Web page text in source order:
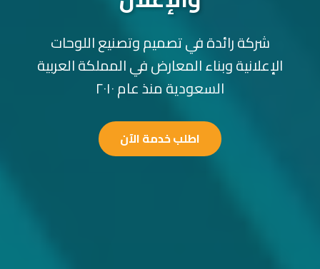
شركة رائدة في تصميم وتصنيع اللوحات
الإعلانية وبناء المعارض في المملكة العربية
السعودية منذ عام ٢٠١٠
اطلب خدمة الآن